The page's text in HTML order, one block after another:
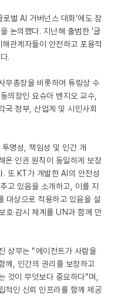
벌 AI 거버넌스 대화'에도 참
논의했다. 지난해 출범한 '글
관계자들이 안전하고 포용적
.
무총장을 비롯하여 튜링상 수
의장인 요슈아 벤지오 교수,
국 정부, 산업계 및 시민사회
투명성, 책임성 및 인간 개
온 인권 원칙이 동일하게 보장
. 또 KT가 개발한 AI의 안전성
고 있음을 소개하고, 이를 지
대상으로 적용하고 있음을 설
호·감시 체계를 UN과 함께 만
상무는 “에이전트가 사람을
께, 인간의 권리를 보장하고
것이 무엇보다 중요하다”며,
적인 신뢰 인프라를 함께 제공